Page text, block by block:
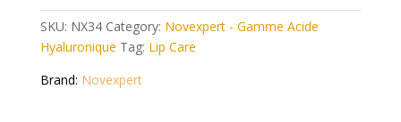
SKU: NX34 Category: Novexpert - Gamme Acide
Hyaluronique Tag: Lip Care
Brand: Novexpert